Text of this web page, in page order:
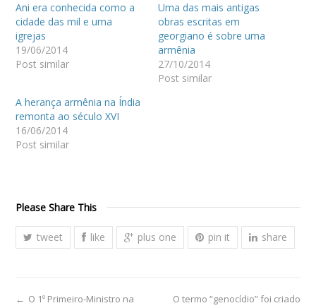
Ani era conhecida como a
cidade das mil e uma
igrejas
19/06/2014
Post similar
Uma das mais antigas
obras escritas em
georgiano é sobre uma
armênia
27/10/2014
Post similar
A herança armênia na Índia
remonta ao século XVI
16/06/2014
Post similar
Please Share This
tweet like plus one pin it share
O termo “genocídio” foi criado
← O 1º Primeiro-Ministro na